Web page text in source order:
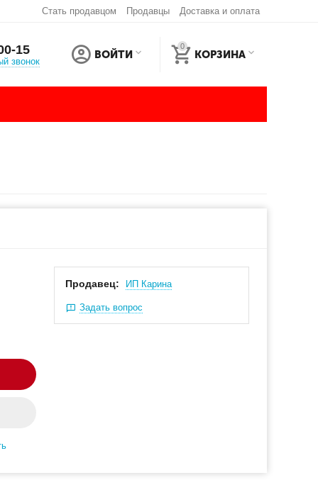
Стать продавцом Продавцы Доставка и оплата
15
звонок
ВОЙТИ
0
КОРЗИНА
Продавец: ИП Карина
Задать вопрос